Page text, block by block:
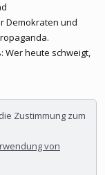
Demokraten und
Wer heute schweigt,
Zustimmung zum
von